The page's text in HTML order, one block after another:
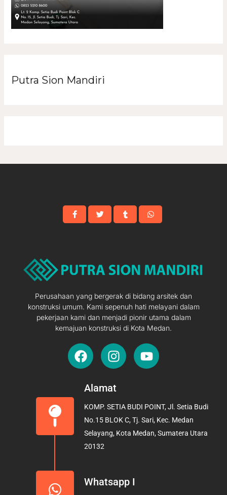
Putra Sion Mandiri
Perusahaan yang bergerak di bidang arsitek dan
konstruksi umum. Kami sepenuh hati melayani dalam
pekerjaan kami dan menjadi pionir utama dalam
kemajuan konstruksi di Kota Medan.
F
a
e
o
o
k
I
n
t
g
r
a
Y
o
b
e
Alamat
KOMP. SETIA BUDI POINT, Jl. Setia Budi
No.15 BLOK C, Tj. Sari, Kec. Medan
Selayang, Kota Medan, Sumatera Utara
20132
Whatsapp I